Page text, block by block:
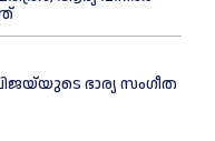
ഭാര്യ സംഗീത